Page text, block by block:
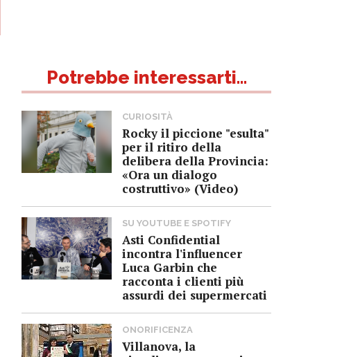
Potrebbe interessarti...
CURIOSITÀ
Rocky il piccione "esulta"
per il ritiro della
delibera della Provincia:
«Ora un dialogo
costruttivo» (Video)
SU YOUTUBE E SPOTIFY
Asti Confidential
incontra l'influencer
Luca Garbin che
racconta i clienti più
assurdi dei supermercati
ONORIFICENZA
Villanova, la